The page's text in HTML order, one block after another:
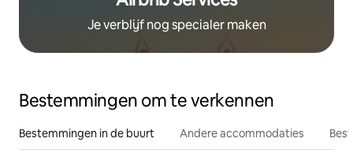
Je verblijf nog specialer maken
Bestemmingen om te verkennen
Bestemmingen in de buurt Andere accommodaties